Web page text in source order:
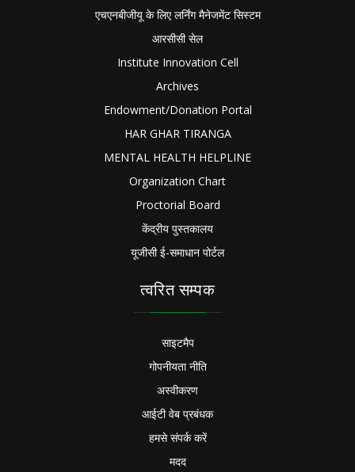
एचएनबीजीयू के लिए लर्निंग मैनेजमेंट सिस्टम
आरसीसी सेल
Institute Innovation Cell
Archives
Endowment/Donation Portal
HAR GHAR TIRANGA
MENTAL HEALTH HELPLINE
Organization Chart
Proctorial Board
केंद्रीय पुस्तकालय
यूजीसी ई-समाधान पोर्टल
त्वरित सम्पक
साइटमैप
गोपनीयता नीति
अस्वीकरण
आईटी वेब प्रबंधक
हमसे संपर्क करें
मदद